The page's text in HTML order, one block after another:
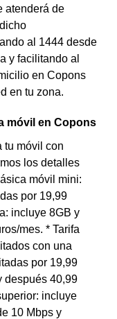
atenderá de
al 1444 desde
y facilitando al
en Copons
en tu zona.
móvil en Copons
tu móvil con
los detalles
móvil mini:
por 19,99
incluye 8GB y
mes. * Tarifa
con una
por 19,99
después 40,99
incluye
10 Mbps y